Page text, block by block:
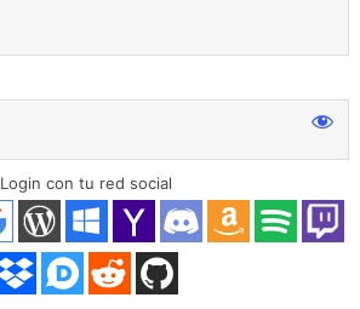
Acceder
Login con tu red social